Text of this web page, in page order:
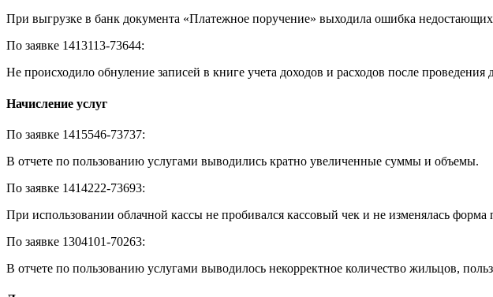
При выгрузке в банк документа «Платежное поручение» выходила ошибка
По заявке 1413113-73644:
Не происходило обнуление записей в книге учета доходов и расходов после проведения
Начисление услуг
По заявке 1415546-73737:
В отчете по пользованию услугами выводились кратно увеличенные суммы и объемы.
По заявке 1414222-73693:
При использовании облачной кассы не пробивался кассовый чек и не изменялась
По заявке 1304101-70263:
В отчете по пользованию услугами выводилось некорректное количество жильцов,